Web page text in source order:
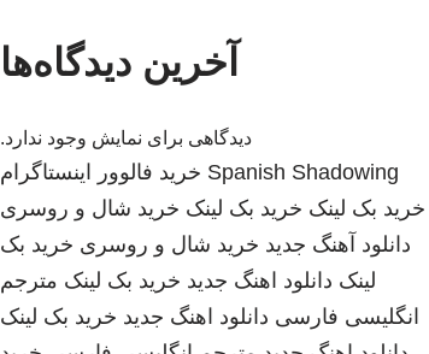
آخرین دیدگاه‌ها
دیدگاهی برای نمایش وجود ندارد.
Spanish Shadowing خرید فالوور اینستاگرام
خرید بک لینک خرید بک لینک خرید شال و روسری
دانلود آهنگ جدید خرید شال و روسری خرید بک
لینک دانلود اهنگ جدید خرید بک لینک مترجم
انگلیسی فارسی دانلود اهنگ جدید خرید بک لینک